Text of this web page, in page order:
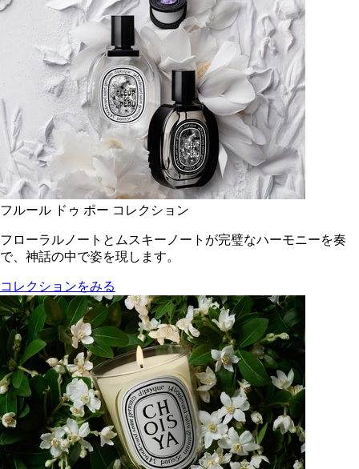
フルール ドゥ ポー コレクション
フローラルノートとムスキーノートが完璧なハーモニーを奏
で、神話の中で姿を現します。
コレクションをみる